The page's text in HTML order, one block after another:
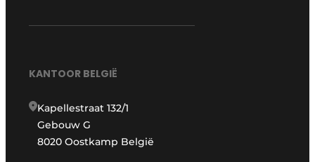
KANTOOR BELGIË
Kapellestraat 132/1
Gebouw G
8020 Oostkamp België